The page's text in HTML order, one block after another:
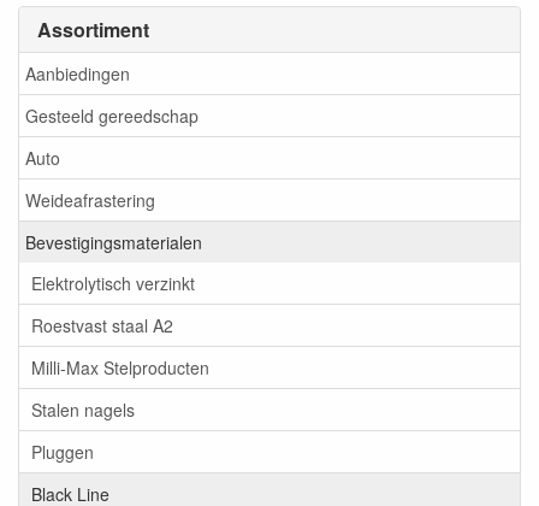
Assortiment
Aanbiedingen
Gesteeld gereedschap
Auto
Weideafrastering
Bevestigingsmaterialen
Elektrolytisch verzinkt
Roestvast staal A2
Milli-Max Stelproducten
Stalen nagels
Pluggen
Black Line